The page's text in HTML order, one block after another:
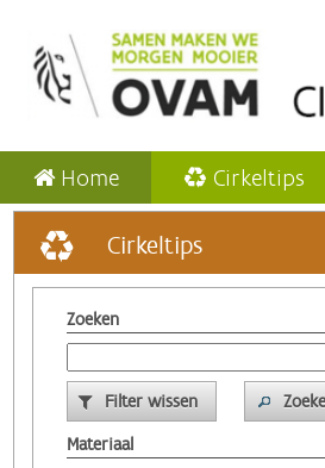
Home Cirkeltips
Cirkeltips
Zoeken
Filter wissen
Materiaal